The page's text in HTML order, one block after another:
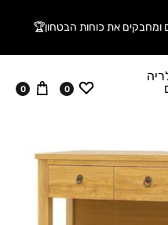
ומחבקים את כוחות הבטחון🏆
ווישליסט
0 עגלה
0